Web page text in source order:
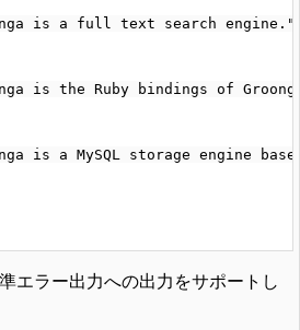
is a full text search
is the Ruby bindings of
is a MySQL storage engine
エラー出力への出力をサポートし